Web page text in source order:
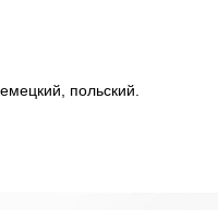
польский.